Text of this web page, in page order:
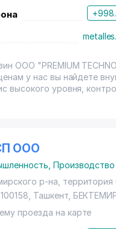
OOO "PREMIUM
у нас вы найдете
высокого уровня,
ООО
р-на,
Ташкент,
проезда на карте